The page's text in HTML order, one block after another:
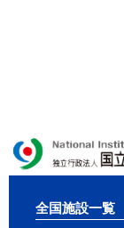
●特定の政党を
●特定の宗教を
域での勧誘活
全国施設一覧